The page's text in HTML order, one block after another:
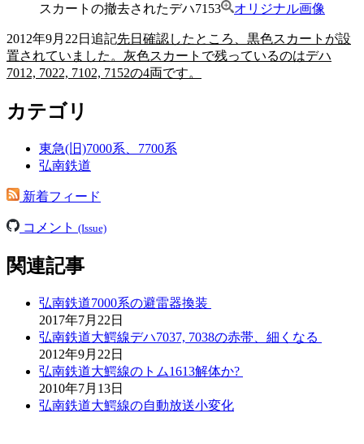
スカートの撤去されたデハ7153 オリジナル画像
2012年9月22日追記先日確認したところ、黒色スカートが設
置されていました。灰色スカートで残っているのはデハ
7012, 7022, 7102, 7152の4両です。
カテゴリ
東急(旧)7000系、7700系
弘南鉄道
新着フィード
コメント (Issue)
関連記事
弘南鉄道7000系の避雷器換装
2017年7月22日
弘南鉄道大鰐線デハ7037, 7038の赤帯、細くなる
2012年9月22日
弘南鉄道大鰐線のトム1613解体か?
2010年7月13日
弘南鉄道大鰐線の自動放送小変化